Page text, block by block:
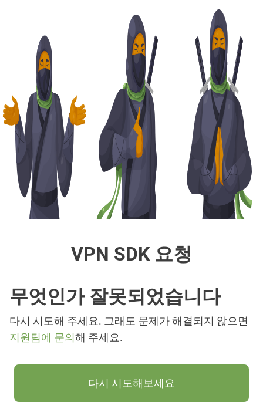
VPN SDK 요청
무엇인가 잘못되었습니다
다시 시도해 주세요. 그래도 문제가 해결되지 않으면
지원팀에 문의해 주세요.
다시 시도해보세요